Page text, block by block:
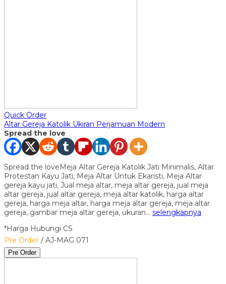
Quick Order
Altar Gereja Katolik Ukiran Perjamuan Modern
Spread the love
Spread the loveMeja Altar Gereja Katolik Jati Minimalis, Altar
Protestan Kayu Jati, Meja Altar Untuk Ekaristi, Meja Altar
gereja kayu jati, Jual meja altar, meja altar gereja, jual meja
altar gereja, jual altar gereja, meja altar katolik, harga altar
gereja, harga meja altar, harga meja altar gereja, meja altar
gereja, gambar meja altar gereja, ukuran… selengkapnya
*Harga Hubungi CS
Pre Order / AJ-MAG 071
Pre Order